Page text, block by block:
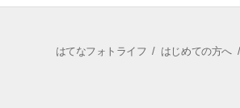
はてなフォトライフ / はじめての方へ/